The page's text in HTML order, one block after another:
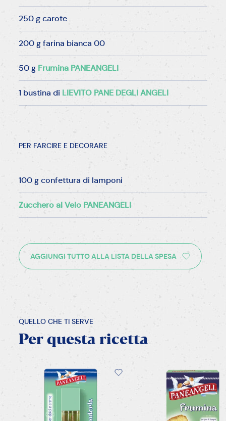
250 g carote
200 g farina bianca 00
50 g Frumina PANEANGELI
1 bustina di LIEVITO PANE DEGLI ANGELI
PER FARCIRE E DECORARE
100 g confettura di lamponi
Zucchero al Velo PANEANGELI
AGGIUNGI TUTTO ALLA LISTA DELLA SPESA
QUELLO CHE TI SERVE
Per questa ricetta